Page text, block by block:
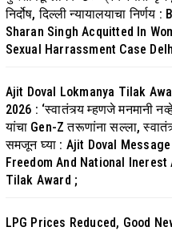
निर्दोष, दिल्ली न्यायालयाचा निर्णय
Sharan Singh Acquitted In
Sexual Harrassment Case
Ajit Doval Lokmanya Tilak
2026 : ‘स्वातंत्र्य म्हणजे मनमानी
यांचा Gen-Z तरूणांना सल्ला,
समजून घ्या : Ajit Doval Message
Freedom And National Inerest
Tilak Award ;
LPG Prices Reduced, Good